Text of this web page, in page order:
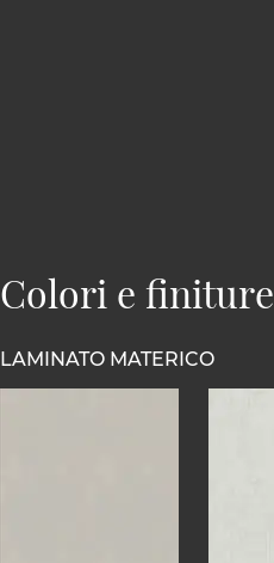
Colori e finiture
LAMINATO MATERICO